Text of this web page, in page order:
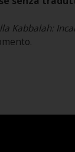
Kabbalah: